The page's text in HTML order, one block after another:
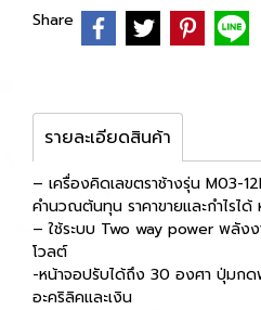
Share
รายละเอียดสินค้า
– เครื่องคิดเลขตราช้างรุ่น M03-
คำนวณต้นทุน ราคาขายและกำไรไ
– ใช้ระบบ Two way power พลัง
โวลต์
-หน้าจอปรับได้ถึง 30 องศา ปุ่มก
อะคริลิคและเงิน